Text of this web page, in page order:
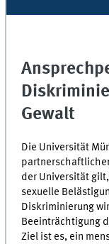
Gewalt
Die Universität
der Universität
sexuelle
Diskriminierung
Beeinträchtigung
Ziel ist es, ein